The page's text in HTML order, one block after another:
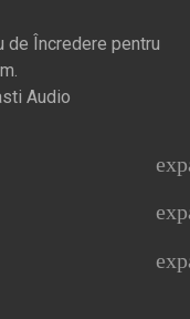
de Încredere pentru
Audio